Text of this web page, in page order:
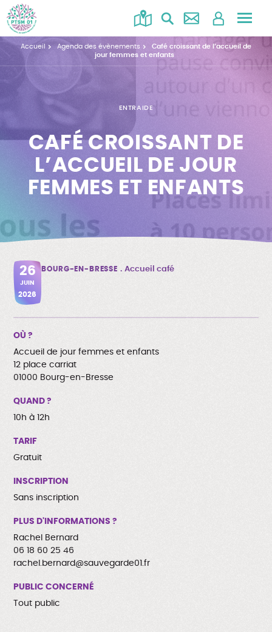
au
Accueil Agenda des évènements
Café croissant de l’accueil de
jour femmes et enfants
ENTRAIDE
CAFÉ CROISSANT DE
L’ACCUEIL DE JOUR
FEMMES ET ENFANTS
26
JUIN
2026
BOURG-EN-BRESSE Accueil café
OÙ ?
Accueil de jour femmes et enfants
12 place carriat
01000 Bourg-en-Bresse
QUAND ?
10h à 12h
TARIF
Gratuit
INSCRIPTION
Sans inscription
PLUS D'INFORMATIONS ?
Rachel Bernard
06 18 60 25 46
rachel.bernard@sauvegarde01.fr
PUBLIC CONCERNÉ
Tout public